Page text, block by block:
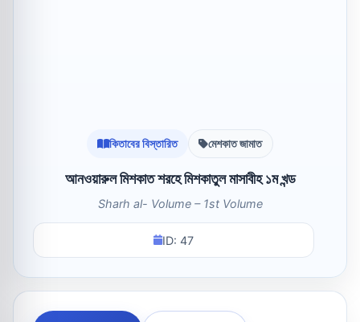
কিতাবের বিস্তারিত মেশকাত জামাত
আনওয়ারুল মিশকাত শরহে মিশকাতুল মাসাবীহ ১ম খন্ড
Sharh al- Volume – 1st Volume
ID: 47